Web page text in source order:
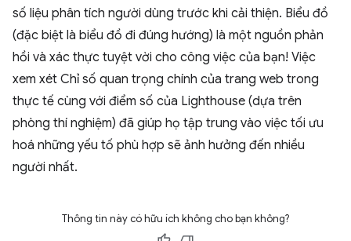
số liệu phân tích người dùng trước khi cải thiện. Biểu đồ
(đặc biệt là biểu đồ đi đúng hướng) là một nguồn phản
hồi và xác thực tuyệt vời cho công việc của bạn! Việc
xem xét Chỉ số quan trọng chính của trang web trong
thực tế cùng với điểm số của Lighthouse (dựa trên
phòng thí nghiệm) đã giúp họ tập trung vào việc tối ưu
hoá những yếu tố phù hợp sẽ ảnh hưởng đến nhiều
người nhất.
Thông tin này có hữu ích không cho bạn không?